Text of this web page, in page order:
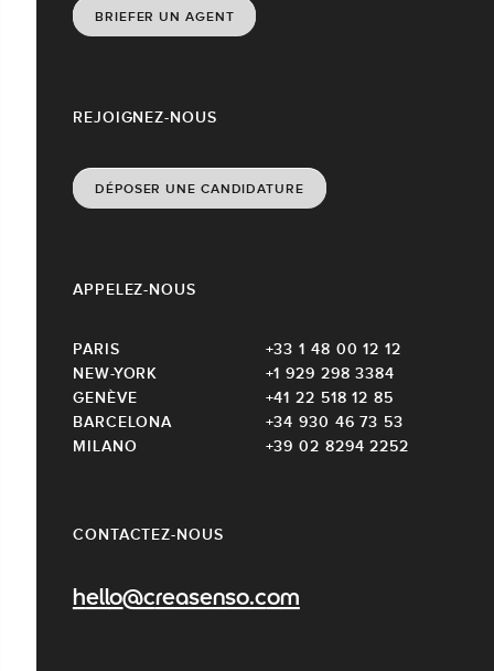
CONTACTEZ-NOUS
hello@creasenso.com
REJOIGNEZ-NOUS
DÉPOSER UNE CANDIDATURE
APPELEZ-NOUS
PARIS
+33 1 48 00 12 12
NEW-YORK
+1 929 298 3384
GENÈVE
+41 22 518 12 85
BARCELONA
+34 930 46 73 53
MILANO
+39 02 8294 2252
BRIEFER UN AGENT